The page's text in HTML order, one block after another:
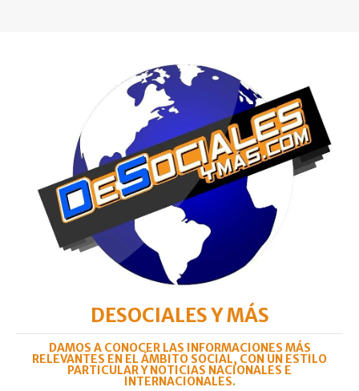
DESOCIALES Y MÁS
DAMOS A CONOCER LAS INFORMACIONES MÁS
RELEVANTES EN EL ÁMBITO SOCIAL, CON UN ESTILO
PARTICULAR Y NOTICIAS NACIONALES E
INTERNACIONALES.